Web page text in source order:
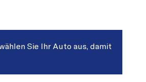
Sie Ihr Auto aus, damit